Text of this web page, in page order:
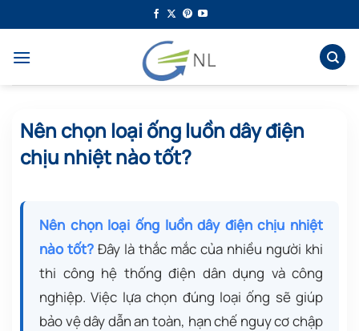
qua
dung
Nên chọn loại ống luồn dây điện
chịu nhiệt nào tốt?
Nên chọn loại ống luồn dây điện chịu nhiệt
nào tốt? Đây là thắc mắc của nhiều người khi
thi công hệ thống điện dân dụng và công
nghiệp. Việc lựa chọn đúng loại ống sẽ giúp
bảo vệ dây dẫn an toàn, hạn chế nguy cơ chập